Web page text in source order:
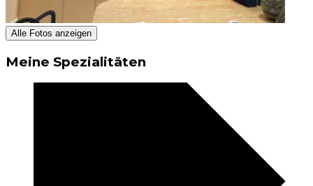
Alle Fotos anzeigen
Meine Spezialitäten